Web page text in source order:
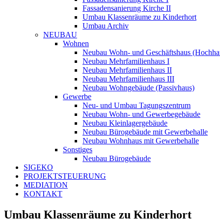
Fassadensanierung Kirche II
Umbau Klassenräume zu Kinderhort
Umbau Archiv
NEUBAU
Wohnen
Neubau Wohn- und Geschäftshaus
Neubau Mehrfamilienhaus I
Neubau Mehrfamilienhaus II
Neubau Mehrfamilienhaus III
Neubau Wohngebäude (Passivhaus)
Gewerbe
Neu- und Umbau Tagungszentrum
Neubau Wohn- und Gewerbegebäude
Neubau Kleinlagergebäude
Neubau Bürogebäude mit Gewerbehalle
Neubau Wohnhaus mit Gewerbehalle
Sonstiges
Neubau Bürogebäude
SIGEKO
PROJEKTSTEUERUNG
MEDIATION
KONTAKT
Umbau Klassenräume zu Kinderhort